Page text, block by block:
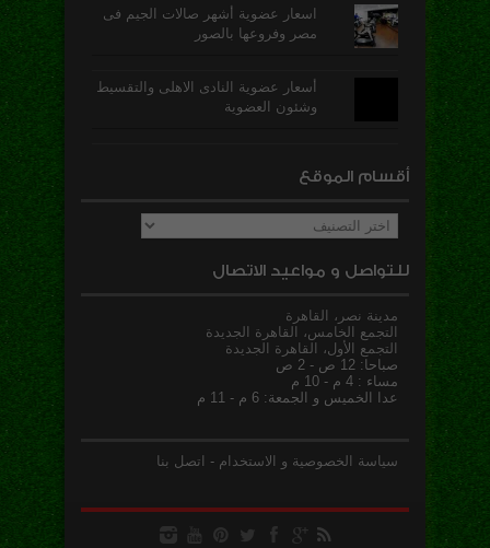
اسعار عضوية أشهر صالات الجيم فى
مصر وفروعها بالصور
أسعار عضوية النادى الاهلى والتقسيط
وشئون العضوية
أقسام الموقع
أقسام
الموقع
للتواصل و مواعيد الاتصال
مدينة نصر، القاهرة
التجمع الخامس، القاهرة الجديدة
التجمع الأول، القاهرة الجديدة
صباحا: 12 ص - 2 ص
مساء : 4 م - 10 م
عدا الخميس و الجمعة: 6 م - 11 م
سياسة الخصوصية و الاستخدام - اتصل بنا